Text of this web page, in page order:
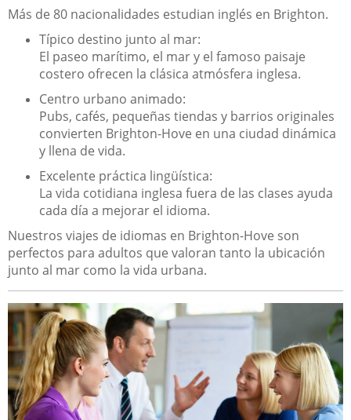
Más de 80 nacionalidades estudian inglés en Brighton.
Típico destino junto al mar:
El paseo marítimo, el mar y el famoso paisaje
costero ofrecen la clásica atmósfera inglesa.
Centro urbano animado:
Pubs, cafés, pequeñas tiendas y barrios originales
convierten Brighton-Hove en una ciudad dinámica
y llena de vida.
Excelente práctica lingüística:
La vida cotidiana inglesa fuera de las clases ayuda
cada día a mejorar el idioma.
Nuestros viajes de idiomas en Brighton-Hove son
perfectos para adultos que valoran tanto la ubicación
junto al mar como la vida urbana.